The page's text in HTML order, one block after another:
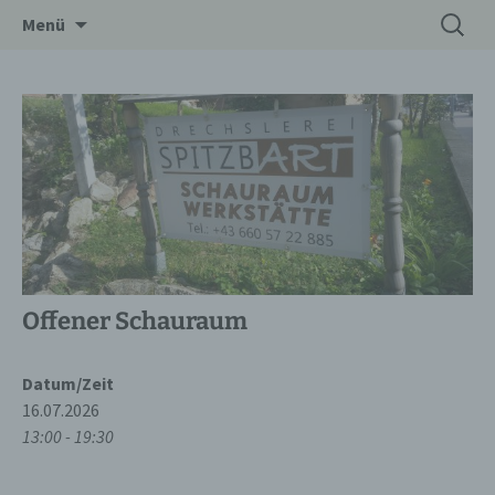
Drechslerei Spitzbart
Menü
Suchen
nach:
Offener Schauraum
Datum/Zeit
16.07.2026
13:00 - 19:30